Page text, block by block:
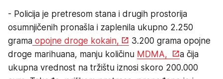
- Policija je pretresom stana i drugih prostorija
osumnjičenih pronašla i zaplenila ukupno 2.250
grama opojne droge kokain,
3.200 grama opojne
droge marihuana, manju količinu MDMA,
a čija
ukupna vrednost na tržištu iznosi skoro 200.000